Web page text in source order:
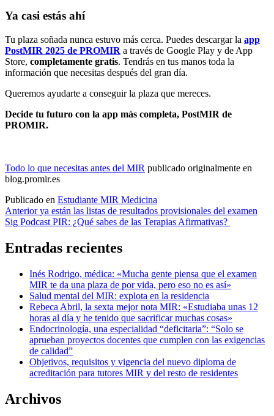
Ya casi estás ahí
Tu plaza soñada nunca estuvo más cerca. Puedes descargar la app
PostMIR 2025 de PROMIR a través de Google Play y de App
Store, completamente gratis. Tendrás en tus manos toda la
información que necesitas después del gran día.
Queremos ayudarte a conseguir la plaza que mereces.
Decide tu futuro con la app más completa, PostMIR de
PROMIR.
Todo lo que necesitas antes del MIR publicado originalmente en
blog.promir.es
Publicado en Estudiante MIR Medicina
Navegación
de
entradas
Anterior ya están las listas de resultados provisionales del examen
Sig Podcast PIR: ¿Qué sabes de las Terapias Afirmativas?
Entradas recientes
Inés Rodrigo, médica: «Mucha gente piensa que el examen
MIR te da una plaza de por vida, pero eso no es así»
Salud mental del MIR: explota en la residencia
Rebeca Abril, la sexta mejor nota MIR: «Estudiaba unas 12
horas al día y he tenido que sacrificar muchas cosas»
Endocrinología, una especialidad “deficitaria”: “Solo se
aprueban proyectos docentes que cumplen con las exigencias
de calidad”
Objetivos, requisitos y vigencia del nuevo diploma de
acreditación para tutores MIR y del resto de residentes
Archivos